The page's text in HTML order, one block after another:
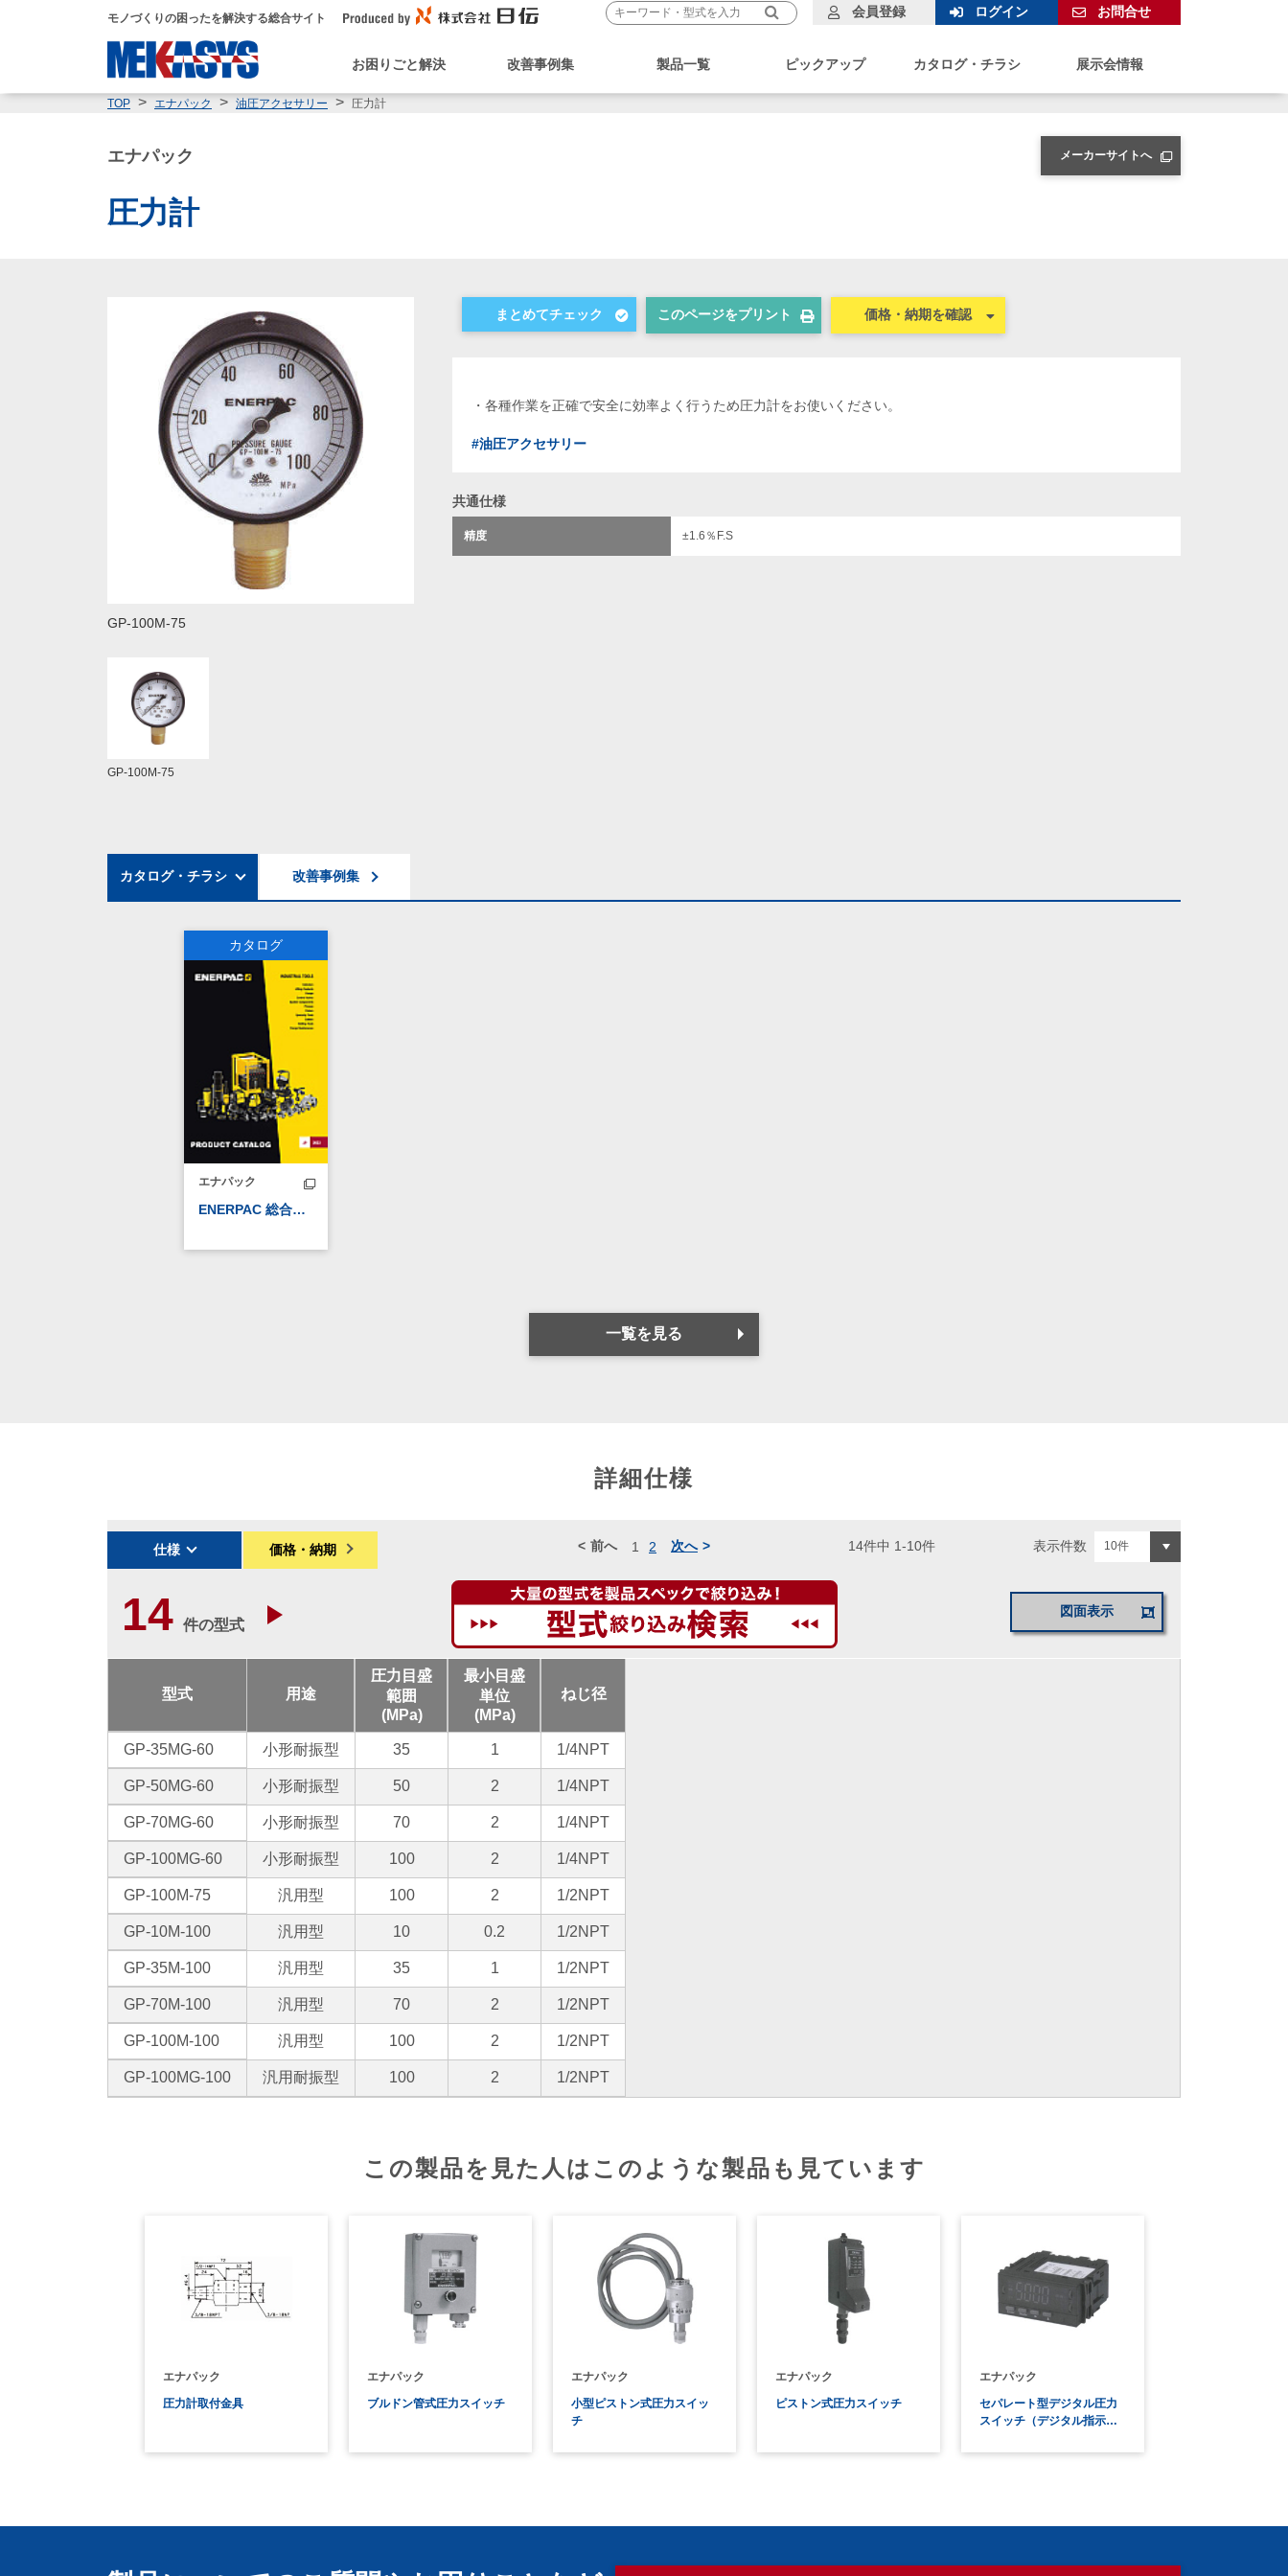
モノづくりの困ったを解決する総合サイト
お困りごと解決 改善事例集 製品一覧 ピックアップ カタログ・チラシ 展示会情報
会員登録 ログイン お問合せ
TOP エナパック 油圧アクセサリー 圧力計
エナパック メーカーサイトへ
圧力計
GP-100M-75
GP-100M-75
このページをプリント 価格・納期を確認
・各種作業を正確で安全に効率よく行うため圧力計をお使いください。
#油圧アクセサリー
共通仕様
精度 ±1.6％F.S
カタログ・チラシ 改善事例集
カタログ
エナパック
ENERPAC 総合カタログ 2023
一覧を見る
詳細仕様
前へ 1 2 次へ 14件中 1-10件 表示件数
仕様 価格・納期
14 件の型式
図面表示
型式 用途
圧力目盛
範囲
(MPa)
最小目盛
単位
(MPa)
ねじ径
GP-35MG-60 小形耐振型 35 1 1/4NPT
GP-50MG-60 小形耐振型 50 2 1/4NPT
GP-70MG-60 小形耐振型 70 2 1/4NPT
GP-100MG-60 小形耐振型 100 2 1/4NPT
GP-100M-75 汎用型 100 2 1/2NPT
GP-10M-100 汎用型 10 0.2 1/2NPT
GP-35M-100 汎用型 35 1 1/2NPT
GP-70M-100 汎用型 70 2 1/2NPT
GP-100M-100 汎用型 100 2 1/2NPT
GP-100MG-100 汎用耐振型 100 2 1/2NPT
この製品を見た人はこのような製品も見ています
エナパック
圧力計取付金具
エナパック
ブルドン管式圧力スイッチ
エナパック
小型ピストン式圧力スイッ
チ
エナパック
ピストン式圧力スイッチ
エナパック
セパレート型デジタル圧力
スイッチ（デジタル指示…